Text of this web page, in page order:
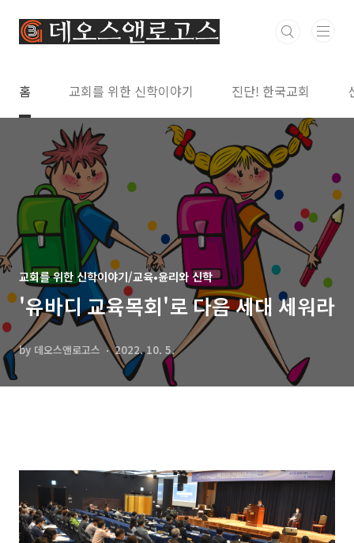
홈 교회를 위한 신학이야기 진단! 한국교회
교회를 위한 신학이야기/교육•윤리와 신학
'유바디 교육목회'로 다음 세대 세워라
by 데오스앤로고스 2022. 10. 5.